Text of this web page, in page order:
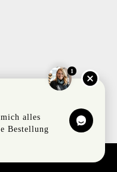
1
alles
Bestellung